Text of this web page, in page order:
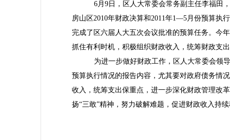
6月9日，区人大常委会常务副主任李福田
房山区2010年财政决算和2011年1—5月份预算执
完成了区六届人大五次会议批准的预算任务。今
抓住有利时机，积极组织财政收入，统筹财政支
为进一步做好财政工作，区人大常委会领
预算执行情况的报告内容，尤其要对政府债务情
收入，统筹支出保重点，进一步深化财政管理改
扬“三敢”精神，努力破解难题，促进财政收入持